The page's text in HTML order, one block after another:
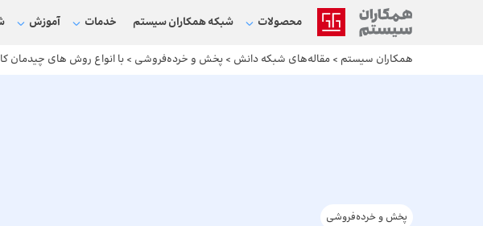
محصولات شبکه‌ همکاران سیستم خدمات آموزش
همکاران سیستم > مقاله‌های شبکه دانش > پخش و خرده‌فروشی > با انواع روش های چیدمان
پخش و خرده‌فروشی